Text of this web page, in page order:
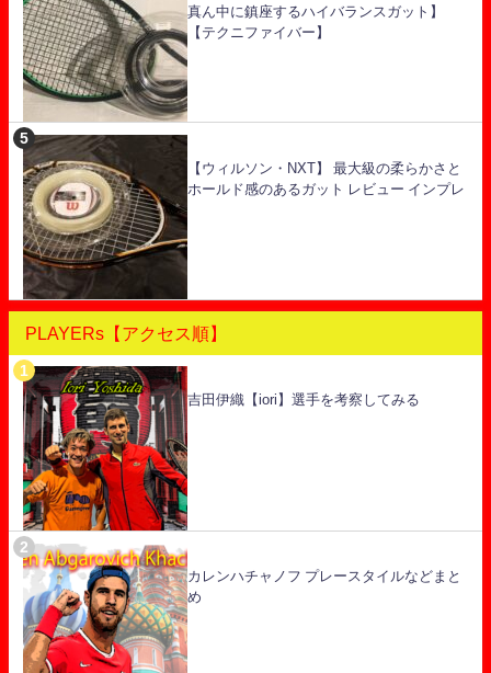
真ん中に鎮座するハイバランスガット】
【テクニファイバー】
【ウィルソン・NXT】 最大級の柔らかさと
ホールド感のあるガット レビュー インプレ
PLAYERs【アクセス順】
吉田伊織【iori】選手を考察してみる
カレンハチャノフ プレースタイルなどまと
め